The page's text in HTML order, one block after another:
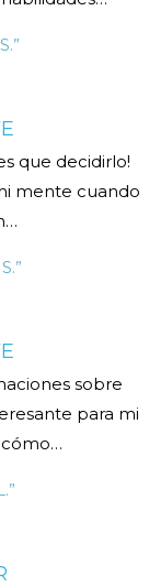
que decidirlo!
mente cuando
…
sobre
para mi
…